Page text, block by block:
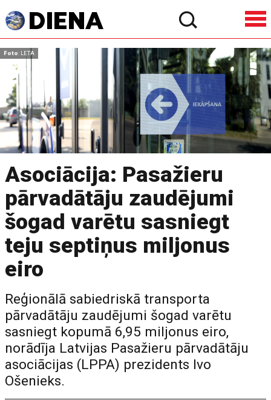
Foto: LETA
Asociācija: Pasažieru
pārvadātāju zaudējumi
šogad varētu sasniegt
teju septiņus miljonus
eiro
Reģionālā sabiedriskā transporta
pārvadātāju zaudējumi šogad varētu
sasniegt kopumā 6,95 miljonus eiro,
norādīja Latvijas Pasažieru pārvadātāju
asociācijas (LPPA) prezidents Ivo
Ošenieks.